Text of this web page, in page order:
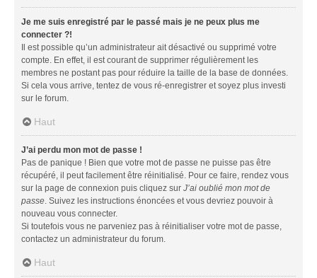
Je me suis enregistré par le passé mais je ne peux plus me
connecter ?!
Il est possible qu’un administrateur ait désactivé ou supprimé votre
compte. En effet, il est courant de supprimer régulièrement les
membres ne postant pas pour réduire la taille de la base de données.
Si cela vous arrive, tentez de vous ré-enregistrer et soyez plus investi
sur le forum.
Haut
J’ai perdu mon mot de passe !
Pas de panique ! Bien que votre mot de passe ne puisse pas être
récupéré, il peut facilement être réinitialisé. Pour ce faire, rendez vous
sur la page de connexion puis cliquez sur J’ai oublié mon mot de
passe. Suivez les instructions énoncées et vous devriez pouvoir à
nouveau vous connecter.
Si toutefois vous ne parveniez pas à réinitialiser votre mot de passe,
contactez un administrateur du forum.
Haut